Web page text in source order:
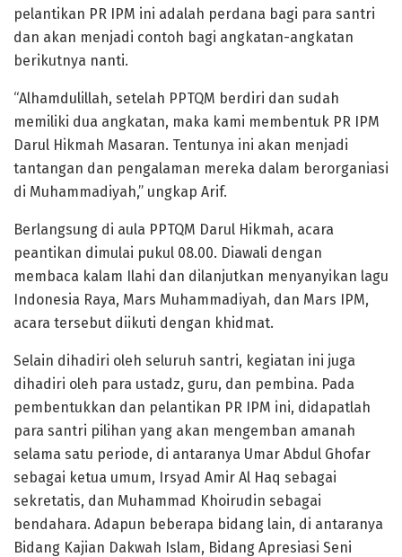
pelantikan PR IPM ini adalah perdana bagi para santri
dan akan menjadi contoh bagi angkatan-angkatan
berikutnya nanti.
“Alhamdulillah, setelah PPTQM berdiri dan sudah
memiliki dua angkatan, maka kami membentuk PR IPM
Darul Hikmah Masaran. Tentunya ini akan menjadi
tantangan dan pengalaman mereka dalam berorganiasi
di Muhammadiyah,” ungkap Arif.
Berlangsung di aula PPTQM Darul Hikmah, acara
peantikan dimulai pukul 08.00. Diawali dengan
membaca kalam Ilahi dan dilanjutkan menyanyikan lagu
Indonesia Raya, Mars Muhammadiyah, dan Mars IPM,
acara tersebut diikuti dengan khidmat.
Selain dihadiri oleh seluruh santri, kegiatan ini juga
dihadiri oleh para ustadz, guru, dan pembina. Pada
pembentukkan dan pelantikan PR IPM ini, didapatlah
para santri pilihan yang akan mengemban amanah
selama satu periode, di antaranya Umar Abdul Ghofar
sebagai ketua umum, Irsyad Amir Al Haq sebagai
sekretatis, dan Muhammad Khoirudin sebagai
bendahara. Adapun beberapa bidang lain, di antaranya
Bidang Kajian Dakwah Islam, Bidang Apresiasi Seni